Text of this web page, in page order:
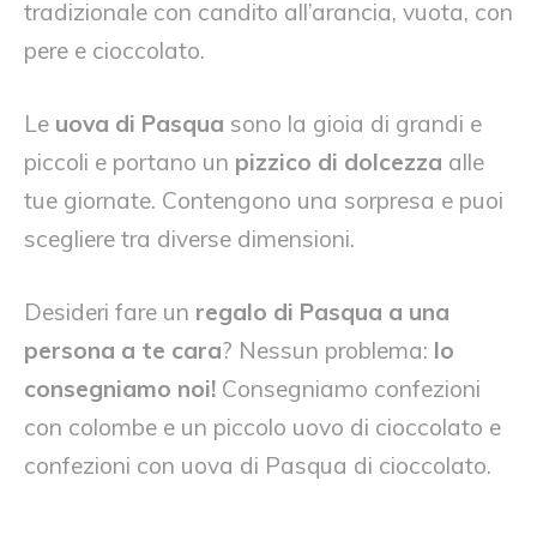
tradizionale con candito all’arancia, vuota, con
pere e cioccolato.
Le uova di Pasqua sono la gioia di grandi e
piccoli e portano un pizzico di dolcezza alle
tue giornate. Contengono una sorpresa e puoi
scegliere tra diverse dimensioni.
Desideri fare un regalo di Pasqua a una
persona a te cara? Nessun problema: lo
consegniamo noi! Consegniamo confezioni
con colombe e un piccolo uovo di cioccolato e
confezioni con uova di Pasqua di cioccolato.